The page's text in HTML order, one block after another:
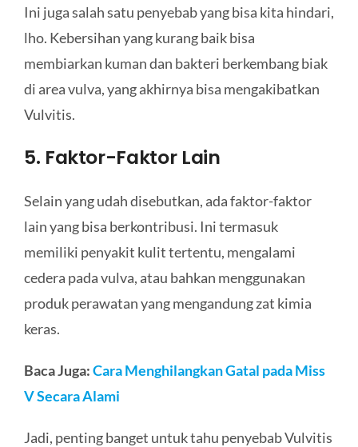
Ini juga salah satu penyebab yang bisa kita hindari,
lho. Kebersihan yang kurang baik bisa
membiarkan kuman dan bakteri berkembang biak
di area vulva, yang akhirnya bisa mengakibatkan
Vulvitis.
5. Faktor-Faktor Lain
Selain yang udah disebutkan, ada faktor-faktor
lain yang bisa berkontribusi. Ini termasuk
memiliki penyakit kulit tertentu, mengalami
cedera pada vulva, atau bahkan menggunakan
produk perawatan yang mengandung zat kimia
keras.
Baca Juga:Cara Menghilangkan Gatal pada Miss
V Secara Alami
Jadi, penting banget untuk tahu penyebab Vulvitis